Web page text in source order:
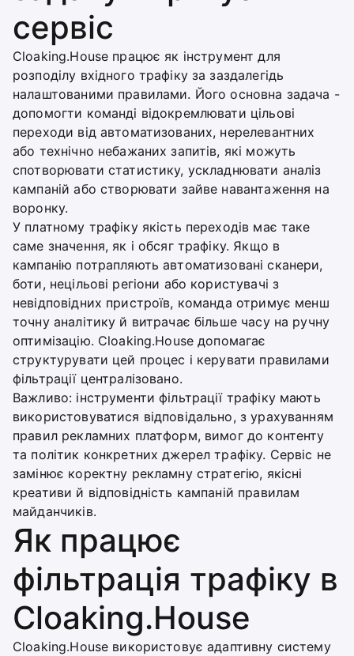
сервіс
Cloaking.House працює як інструмент для
розподілу вхідного трафіку за заздалегідь
налаштованими правилами. Його основна задача -
допомогти команді відокремлювати цільові
переходи від автоматизованих, нерелевантних
або технічно небажаних запитів, які можуть
спотворювати статистику, ускладнювати аналіз
кампаній або створювати зайве навантаження на
воронку.
У платному трафіку якість переходів має таке
саме значення, як і обсяг трафіку. Якщо в
кампанію потрапляють автоматизовані сканери,
боти, нецільові регіони або користувачі з
невідповідних пристроїв, команда отримує менш
точну аналітику й витрачає більше часу на ручну
оптимізацію. Cloaking.House допомагає
структурувати цей процес і керувати правилами
фільтрації централізовано.
Важливо: інструменти фільтрації трафіку мають
використовуватися відповідально, з урахуванням
правил рекламних платформ, вимог до контенту
та політик конкретних джерел трафіку. Сервіс не
замінює коректну рекламну стратегію, якісні
креативи й відповідність кампаній правилам
майданчиків.
Як працює
фільтрація трафіку в
Cloaking.House
Cloaking.House використовує адаптивну систему